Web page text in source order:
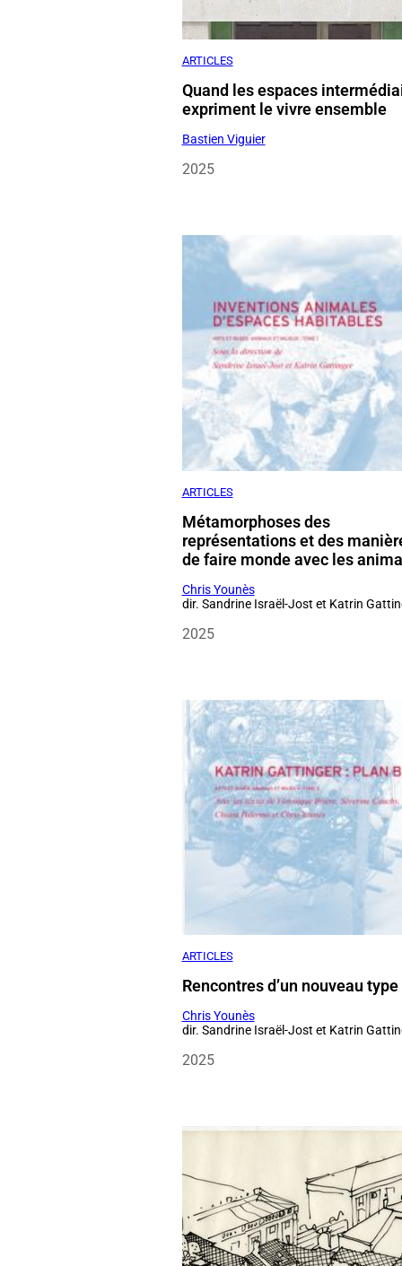
expriment le vivre ensemble
Bastien Viguier
2025
ARTICLES
Métamorphoses des
représentations et des
de faire monde avec les
Chris Younès
dir. Sandrine Israël-Jost et Katrin
2025
ARTICLES
Rencontres d’un nouveau type
2025